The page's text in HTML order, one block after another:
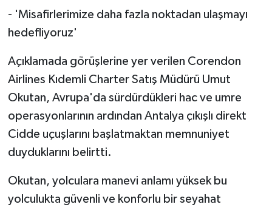
- 'Misafirlerimize daha fazla noktadan ulaşmayı
hedefliyoruz'
Açıklamada görüşlerine yer verilen Corendon
Airlines Kıdemli Charter Satış Müdürü Umut
Okutan, Avrupa'da sürdürdükleri hac ve umre
operasyonlarının ardından Antalya çıkışlı direkt
Cidde uçuşlarını başlatmaktan memnuniyet
duyduklarını belirtti.
Okutan, yolculara manevi anlamı yüksek bu
yolculukta güvenli ve konforlu bir seyahat